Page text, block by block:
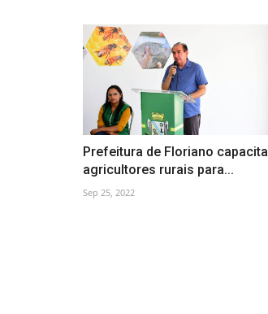
Prefeitura de Floriano capacita
agricultores rurais para...
Sep 25, 2022